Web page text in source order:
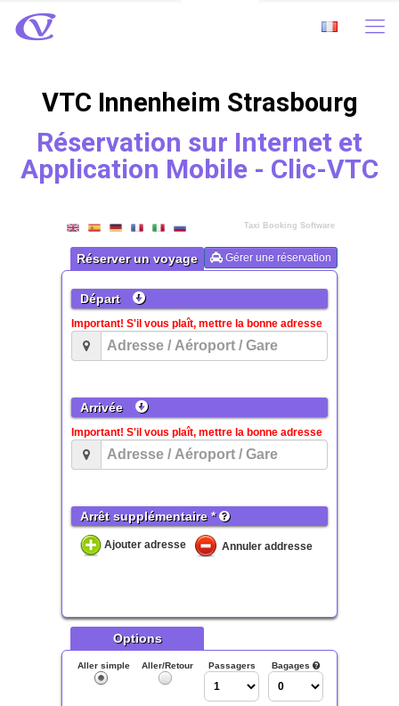
VTC Innenheim Strasbourg
Réservation sur Internet et
Application Mobile - Clic-VTC